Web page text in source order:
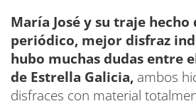
María José y su traje hecho
periódico, mejor disfraz
hubo muchas dudas entre
de Estrella Galicia, ambos
disfraces con material